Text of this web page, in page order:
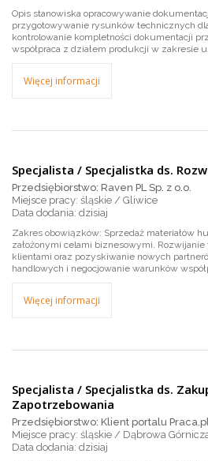
Opis stanowiska opracowywanie
przygotowywanie rysunków technicznych
kontrolowanie kompletności dokumentacji
współpraca z działem produkcji w zakresie
Więcej informacji
Specjalista / Specjalistka ds.
Przedsiębiorstwo: Raven PL Sp. z o.o.
Miejsce pracy: śląskie / Gliwice
dzisiaj
Zakres obowiązków: Sprzedaż materiałów
założonymi celami biznesowymi. Rozwijanie
klientami oraz pozyskiwanie nowych
handlowych i negocjowanie warunków
Więcej informacji
Specjalista / Specjalistka ds.
Zapotrzebowania
Przedsiębiorstwo: Klient portalu
Miejsce pracy: śląskie / Dąbrowa
dzisiaj